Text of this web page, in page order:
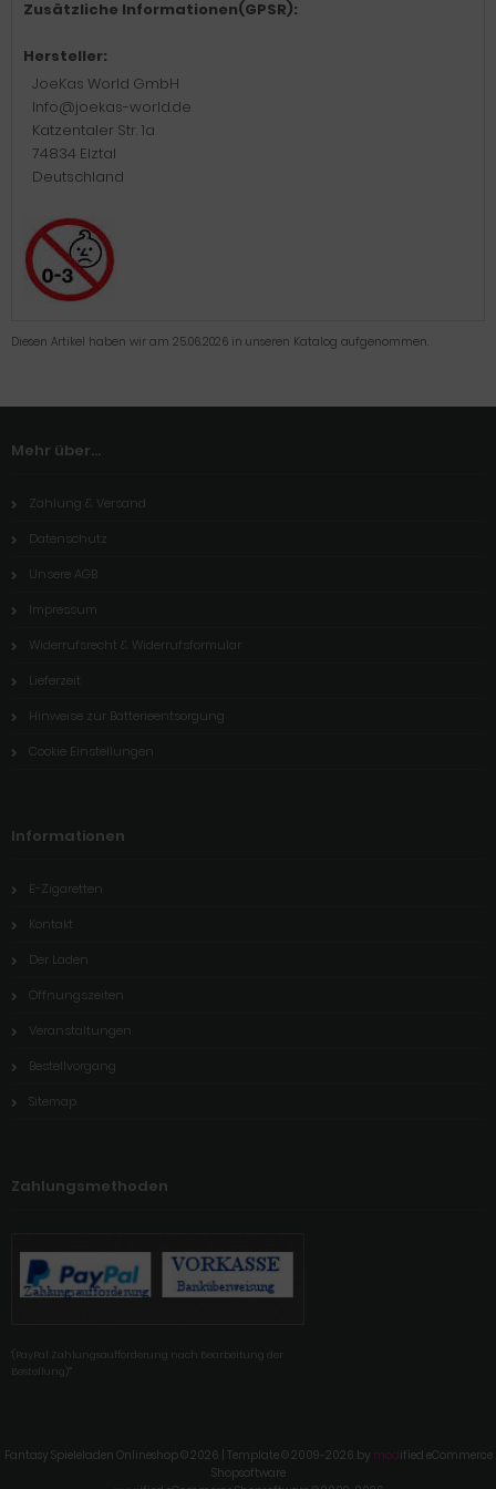
Zusätzliche Informationen(GPSR):
Hersteller:
JoeKas World GmbH
Info@joekas-world.de
Katzentaler Str. 1a
74834 Elztal
Deutschland
Diesen Artikel haben wir am 25.06.2026 in unseren Katalog aufgenommen.
Mehr über...
Zahlung & Versand
Datenschutz
Unsere AGB
Impressum
Widerrufsrecht & Widerrufsformular
Lieferzeit
Hinweise zur Batterieentsorgung
Cookie Einstellungen
Informationen
E-Zigaretten
Kontakt
Der Laden
Öffnungszeiten
Veranstaltungen
Bestellvorgang
Sitemap
Zahlungsmethoden
'(PayPal Zahlungsaufforderung nach Bearbeitung der
Bestellung)'"
Fantasy Spieleladen Onlineshop © 2026 | Template © 2009-2026 by modified eCommerce
Shopsoftware